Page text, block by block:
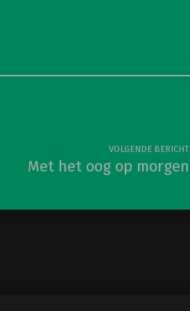
VOLGENDE BERICHT
Met het oog op morgen